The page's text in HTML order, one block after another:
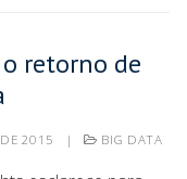
retorno de
2015 | BIG DATA